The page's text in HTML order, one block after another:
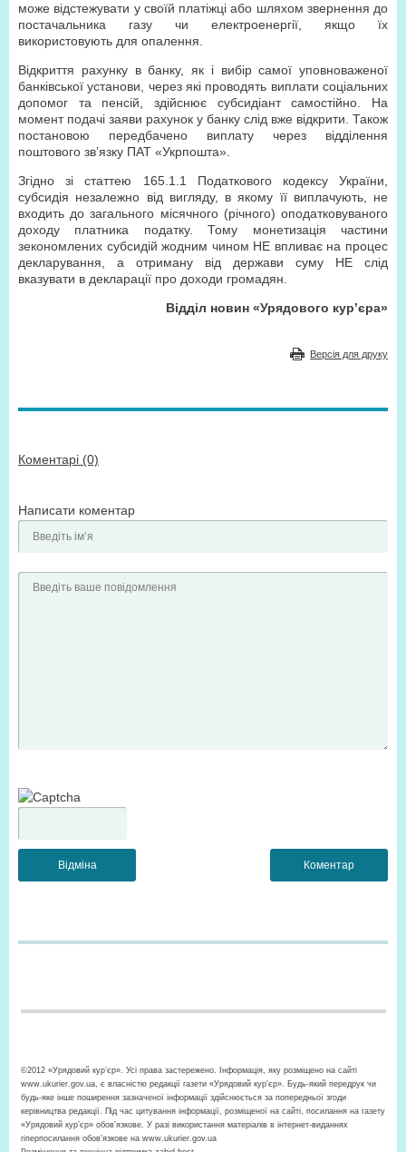
може відстежувати у своїй платіжці або шляхом звернення до
постачальника газу чи електроенергії, якщо їх
використовують для опалення.
Відкриття рахунку в банку, як і вибір самої уповноваженої
банківської установи, через які проводять виплати соціальних
допомог та пенсій, здійснює субсидіант самостійно. На
момент подачі заяви рахунок у банку слід вже відкрити. Також
постановою передбачено виплату через відділення
поштового зв’язку ПАТ «Укрпошта».
Згідно зі статтею 165.1.1 Податкового кодексу України,
субсидія незалежно від вигляду, в якому її виплачують, не
входить до загального місячного (річного) оподатковуваного
доходу платника податку. Тому монетизація частини
зекономлених субсидій жодним чином НЕ впливає на процес
декларування, а отриману від держави суму НЕ слід
вказувати в декларації про доходи громадян.
Відділ новин «Урядового кур’єра»
Версія для друку
Коментарі (0)
Написати коментар
©2012 «Урядовий кур’єр». Усі права застережено. Інформація, яку розміщено на сайті
www.ukurier.gov.ua, є власністю редакції газети «Урядовий кур'єр». Будь-який передрук чи
будь-яке інше поширення зазначеної інформації здійснюється за попередньої згоди
керівництва редакції. Під час цитування інформації, розміщеної на сайті, посилання на газету
«Урядовий кур’єр» обов'язкове. У разі використання матеріалів в інтернет-виданнях
гіперпосилання обов’язкове на www.ukurier.gov.ua